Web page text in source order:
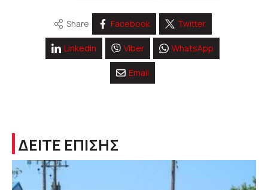
Share Facebook Twitter
Linkedin Viber WhatsApp
Email
ΔΕΙΤΕ ΕΠΙΣΗΣ